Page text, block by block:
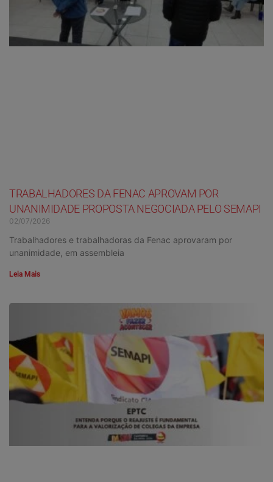
TRABALHADORES DA FENAC APROVAM POR
UNANIMIDADE PROPOSTA NEGOCIADA PELO SEMAPI
02/07/2026
Trabalhadores e trabalhadoras da Fenac aprovaram por
unanimidade, em assembleia
Leia Mais